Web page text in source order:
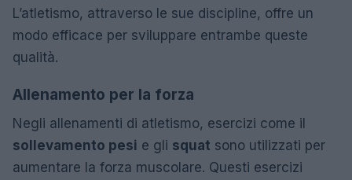
L’atletismo, attraverso le sue discipline, offre un
modo efficace per sviluppare entrambe queste
qualità.
Allenamento per la forza
Negli allenamenti di atletismo, esercizi come il
sollevamento pesi e gli squat sono utilizzati per
aumentare la forza muscolare. Questi esercizi